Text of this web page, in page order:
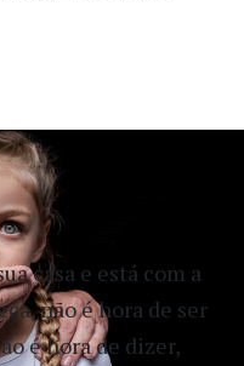
casa e está com a
não é hora de ser
é hora de dizer,